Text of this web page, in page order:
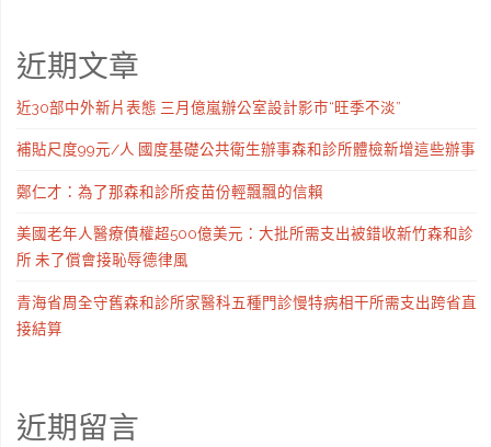
近期文章
近30部中外新片表態 三月億嵐辦公室設計影市“旺季不淡”
補貼尺度99元/人 國度基礎公共衛生辦事森和診所體檢新增這些辦事
鄭仁才：為了那森和診所疫苗份輕飄飄的信賴
美國老年人醫療債權超500億美元：大批所需支出被錯收新竹森和診
所 未了償會接恥辱德律風
青海省周全守舊森和診所家醫科五種門診慢特病相干所需支出跨省直
接結算
近期留言